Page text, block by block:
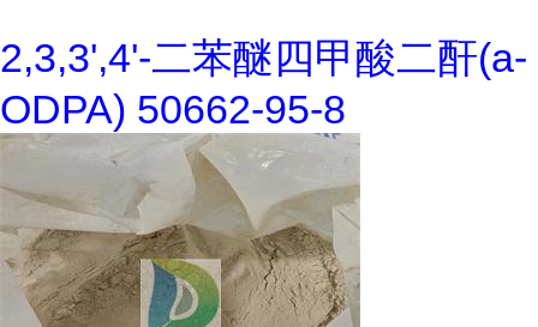
2,3,3',4'-二苯醚四甲酸二酐(a-
ODPA) 50662-95-8